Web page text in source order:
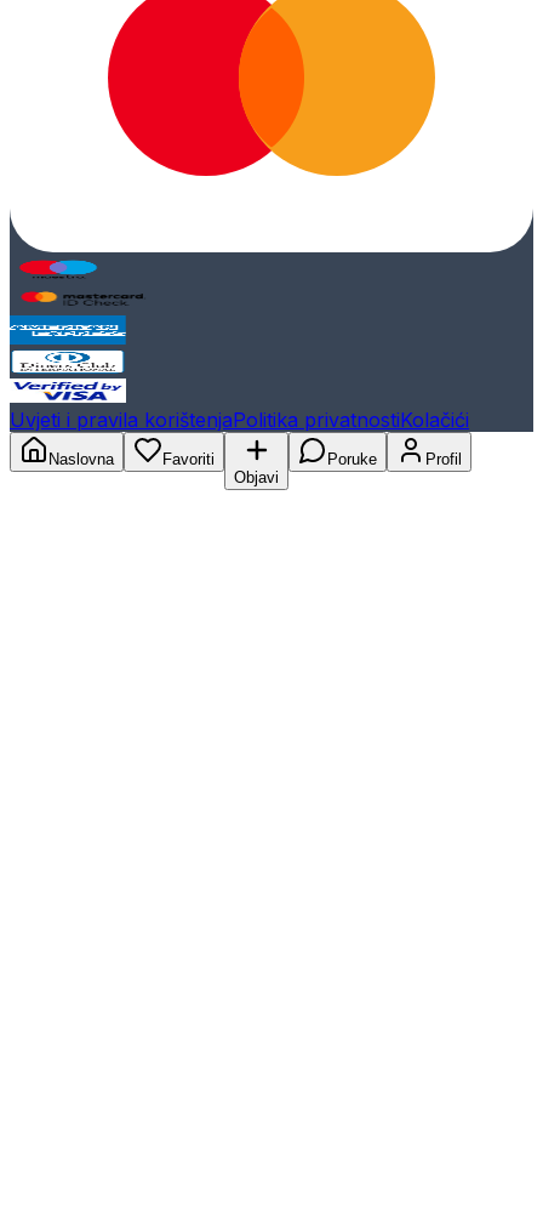
Uvjeti i pravila korištenjaPolitika privatnostiKolačići
Naslovna
Favoriti
Objavi
Poruke Profil